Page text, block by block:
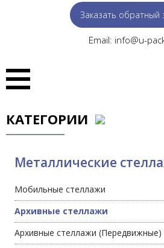
Заказать обратный
Email: info@u-
КАТЕГОРИИ
Металлические
Мобильные стеллажи
Архивные стеллажи
Архивные стеллажи (Передвижные)